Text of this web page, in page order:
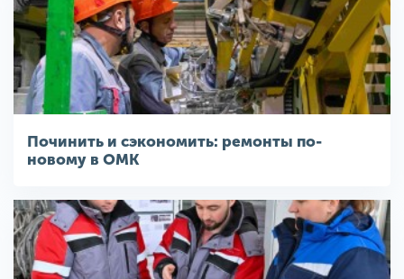
Починить и сэкономить: ремонты по-
новому в ОМК